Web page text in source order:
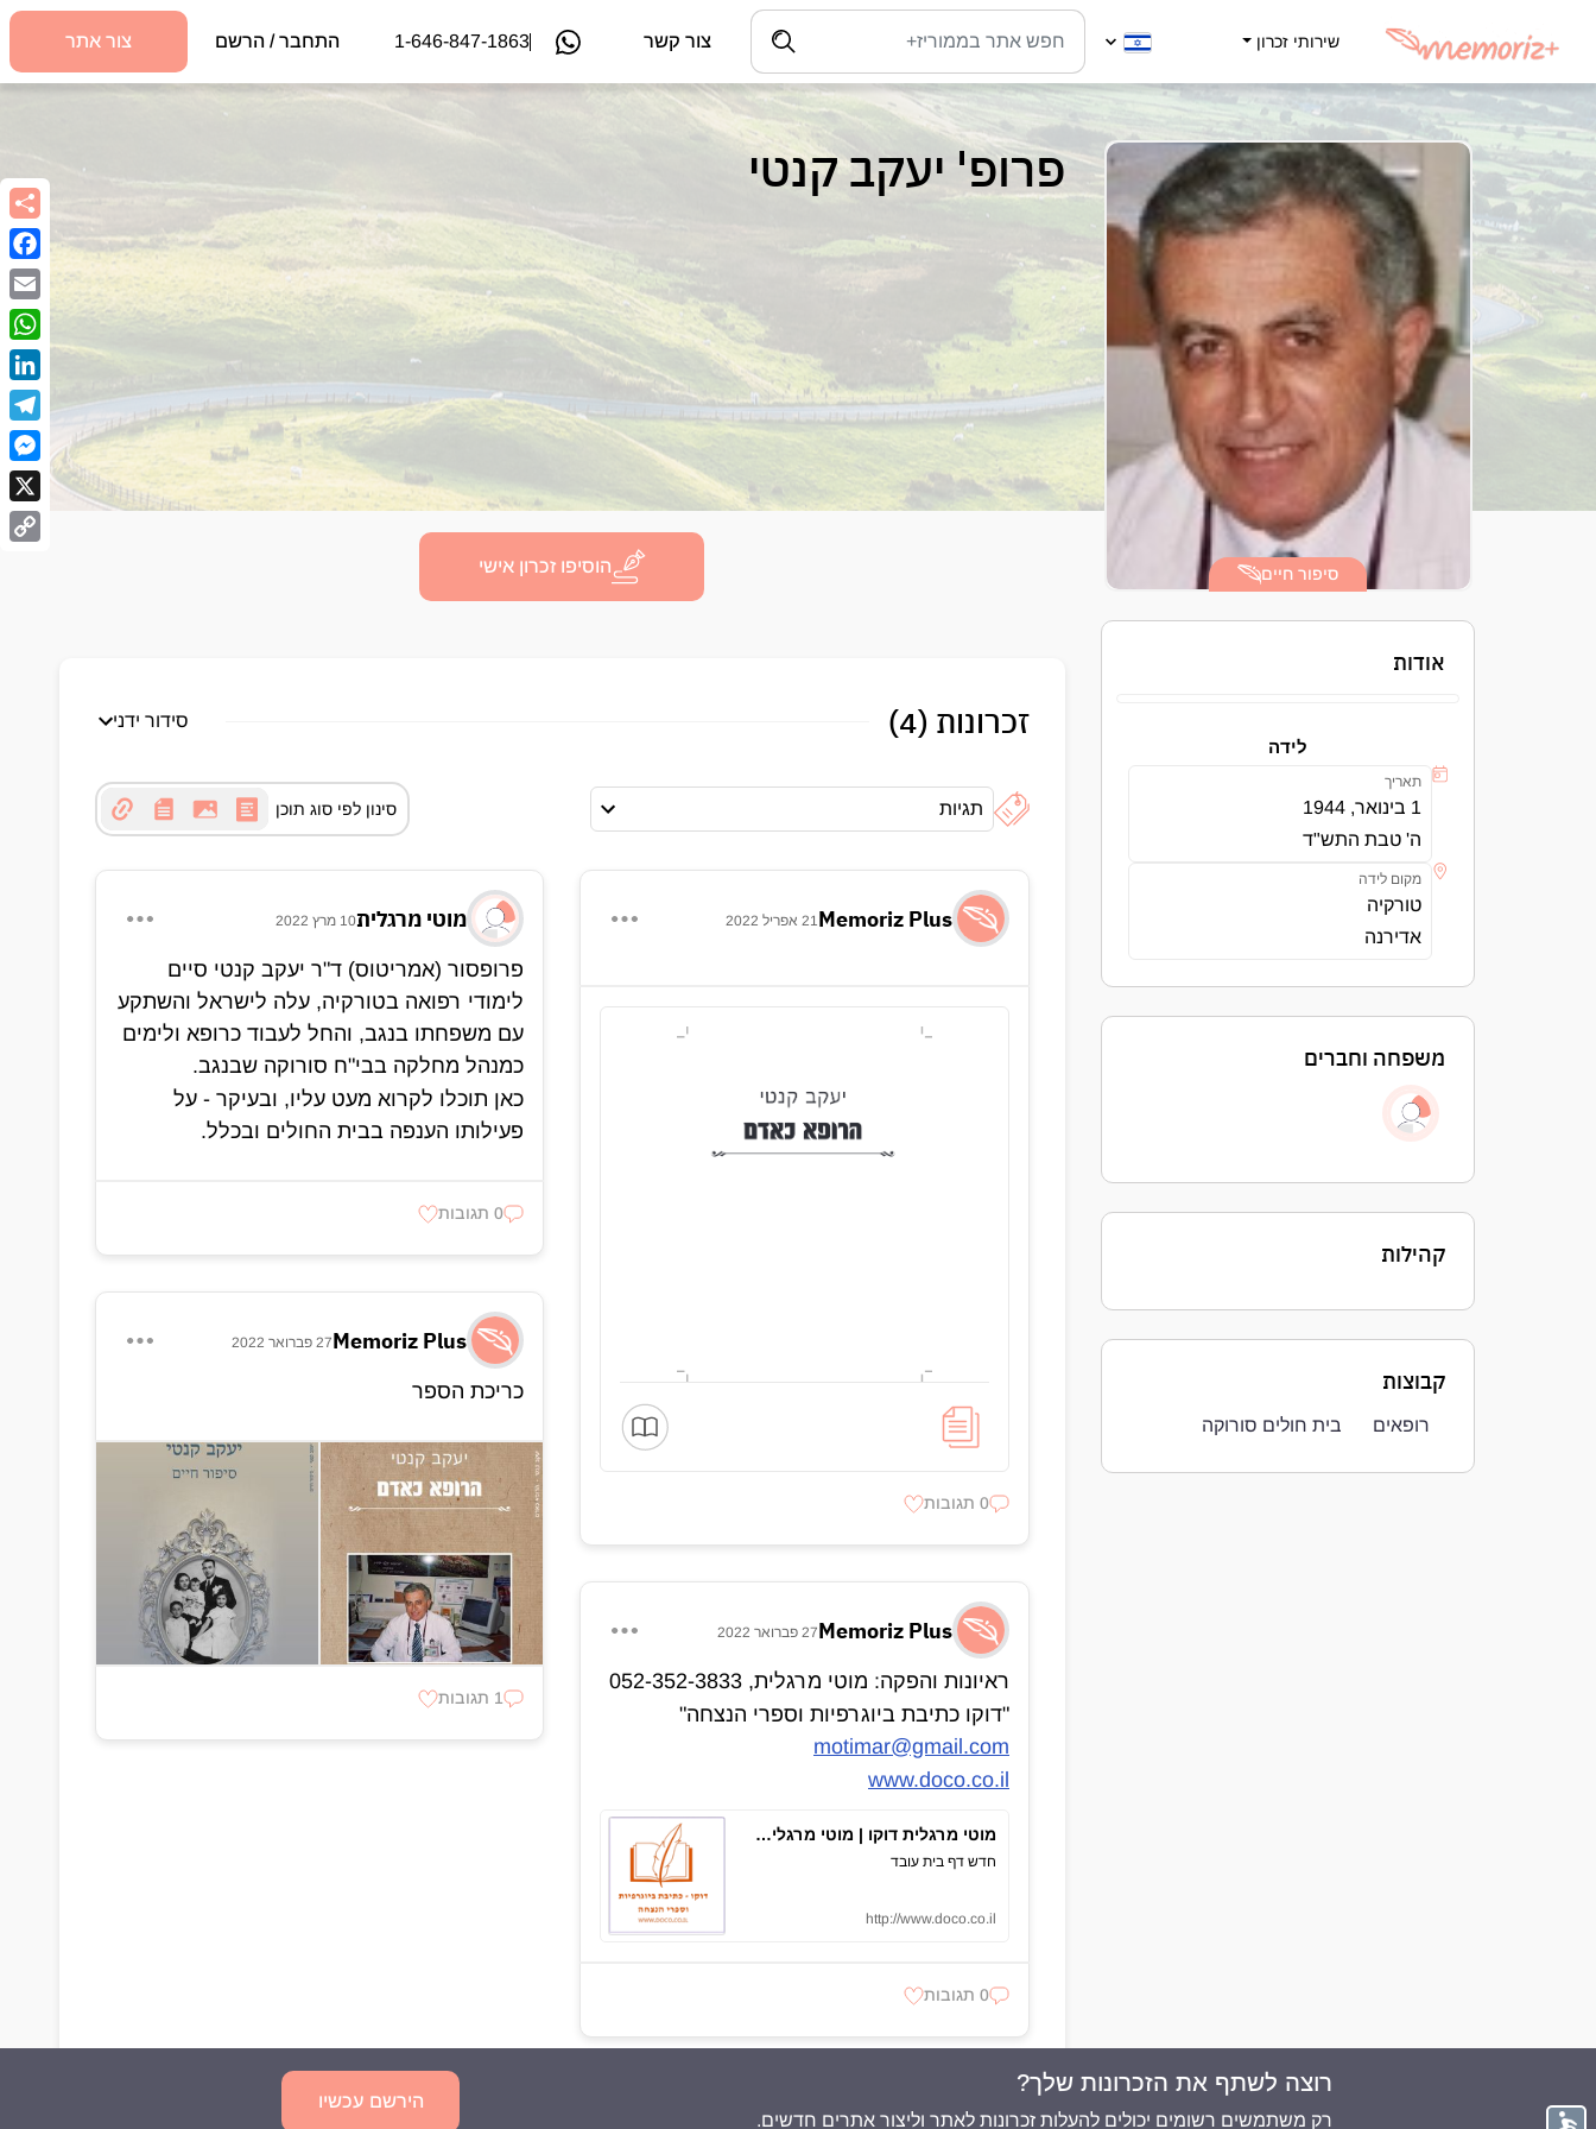
שירותי זכרון צור קשר 1-646-847-1863 התחבר / הרשם צור אתר
סיפור חיים
אודות
לידה
תאריך
1 בינואר, 1944
ה' טבת התש"ד
מקום לידה
טורקיה
אדירנה
משפחה וחברים
קהילות
קבוצות
רופאים בית חולים סורוקה
פרופ' יעקב קנטי
הוסיפו זכרון אישי
זכרונות (4) סידור ידני
תגיות סינון לפי סוג תוכן
Memoriz Plus 21 אפריל 2022
0 תגובות
מוטי מרגלית10 מרץ 2022
פרופסור (אמריטוס) ד"ר יעקב קנטי סיים
לימודי רפואה בטורקיה, עלה לישראל והשתקע
עם משפחתו בנגב, והחל לעבוד כרופא ולימים
כמנהל מחלקה בבי"ח סורוקה שבנגב.
כאן תוכלו לקרוא מעט עליו, ובעיקר - על
פעילותו הענפה בבית החולים ובכלל.
0 תגובות
Memoriz Plus27 פברואר 2022
כריכת הספר
1 תגובות
Memoriz Plus27 פברואר 2022
ראיונות והפקה: מוטי מרגלית, 052-352-3833
"דוקו כתיבת ביוגרפיות וספרי הנצחה"
motimar@gmail.com
www.doco.co.il
מוטי מרגלית דוקו | מוטי מרגלית מתמחה בכתיבת סיפורי חיים והנצחה. צרו קשר לקבלת מידע אודות כתיבת סיפור חיים שישאיר לבני משפחתכם מסמך הסטורי מרגש
חדש דף בית עובד
http://www.doco.co.il
0 תגובות
רוצה לשתף את הזכרונות שלך?
רק משתמשים רשומים יכולים להעלות זכרונות לאתר וליצור אתרים חדשים.
הירשם עכשיו
© 2026 ממוריז פלוס - כל הזכויות שמורות
X